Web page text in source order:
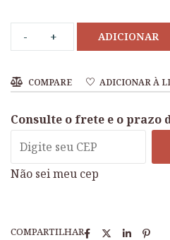
ADICIONAR
COMPARE ADICIONAR À
Consulte o frete e o prazo
Não sei meu cep
COMPARTILHAR